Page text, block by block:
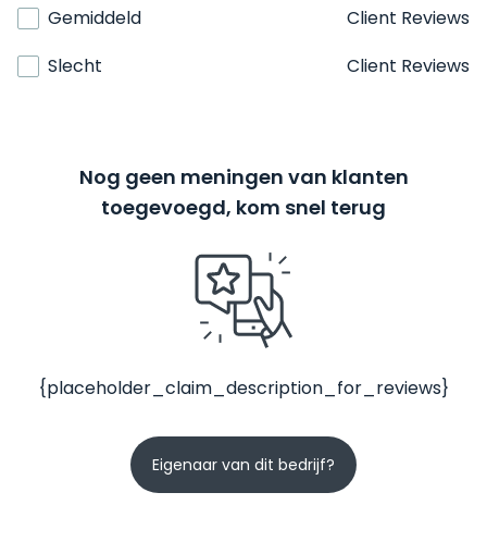
Gemiddeld
Client Reviews
Slecht
Client Reviews
Nog geen meningen van klanten
toegevoegd, kom snel terug
{placeholder_claim_description_for_reviews}
Eigenaar van dit bedrijf?